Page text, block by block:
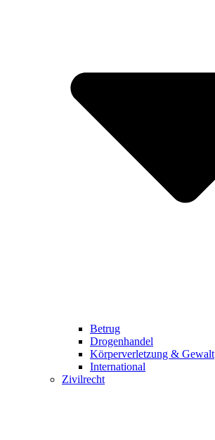
Betrug
Drogenhandel
Körperverletzung & Gewalt
International
Zivilrecht